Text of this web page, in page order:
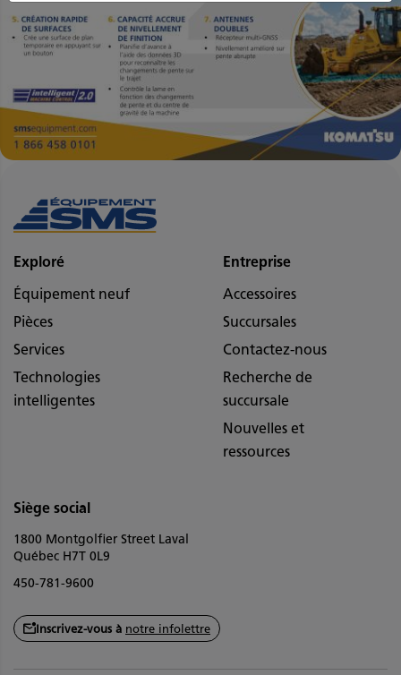
Exploré
Équipement neuf
Pièces
Services
Technologies
intelligentes
Entreprise
Accessoires
Succursales
Contactez-nous
Recherche de
succursale
Nouvelles et
ressources
Siège social
1800 Montgolfier Street Laval
Québec H7T 0L9
450-781-9600
Inscrivez-vous à notre infolettre